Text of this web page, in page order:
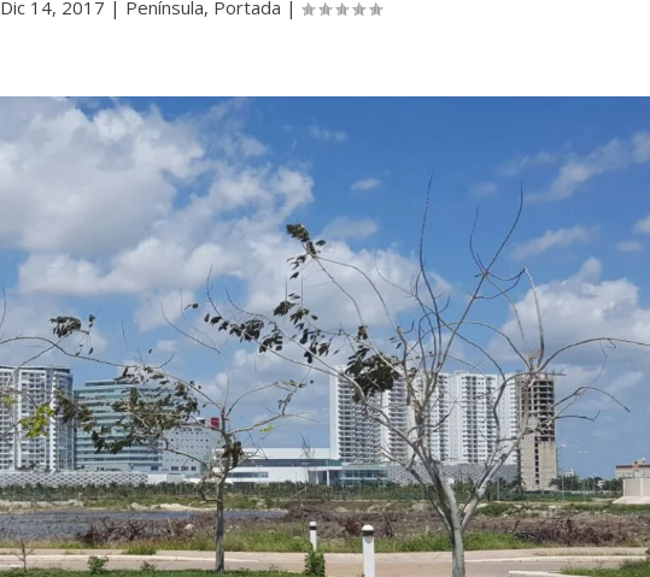
Dic 14, 2017 | Península, Portada |